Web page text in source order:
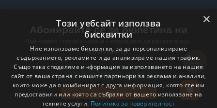
Абонирайте се за бюлетина ни
всяка седмица .
Email address
Абонирай се
×
Този уебсайт използва
бисквитки
Ние използваме бисквитки, за да персонализираме
съдържанието, рекламите и да анализираме нашия трафик.
Също така споделяме информация за използването на нашия
сайт от ваша страна с нашите партньори за реклама и анализи,
които може да я комбинират с друга информация, която сте им
предоставили или която са събрали от вашето използване на
техните услуги. Политика за поверителност